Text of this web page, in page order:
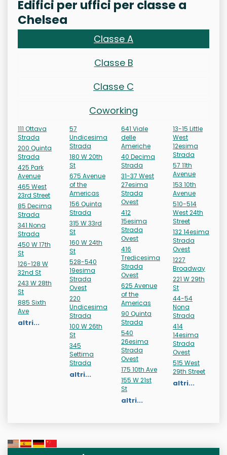
Edifici per uffici per classe a
Chelsea
Classe A
Classe B
Classe C
Coworking
111 Ottava
Strada
200 Quinta
Strada
425 Park
Avenue
465 West
23rd Street
85 Decima
Strada
341 Nona
Strada
450 W 17th
St
126-128 W
32nd St
243 W 28th
St
885 Sixth
Ave
altri...
57
Undicesima
Strada
180 W 20th
St
675 Avenue
of the
Americas
156 Quinta
Strada
315 W 33rd
St
160 W 24th
St
528-540
19esima
Strada
Ovest
220
Undicesima
Strada
100 W 26th
St
345
Settima
Strada
altri...
641 Viale
delle
Americhe
40 Decima
Strada
31-37 West
27esima
Strada
Ovest
412
15esima
Strada
Ovest
416
Tredicesima
Strada
Ovest
625 Avenue
of the
Americas
90 Quinta
Strada
540
26esima
Strada
Ovest
175 10th Ave
155 W 21st
St
altri...
13-15 Little
West
12esima
Strada
57 11th
Avenue
153 10th
Avenue
510-514
West 24th
Street
132 14esima
Strada
Ovest
1227
Broadway
221 W 29th
St
44-54
Nona
Strada
414
14esima
Strada
Ovest
515 West
29th Street
altri...